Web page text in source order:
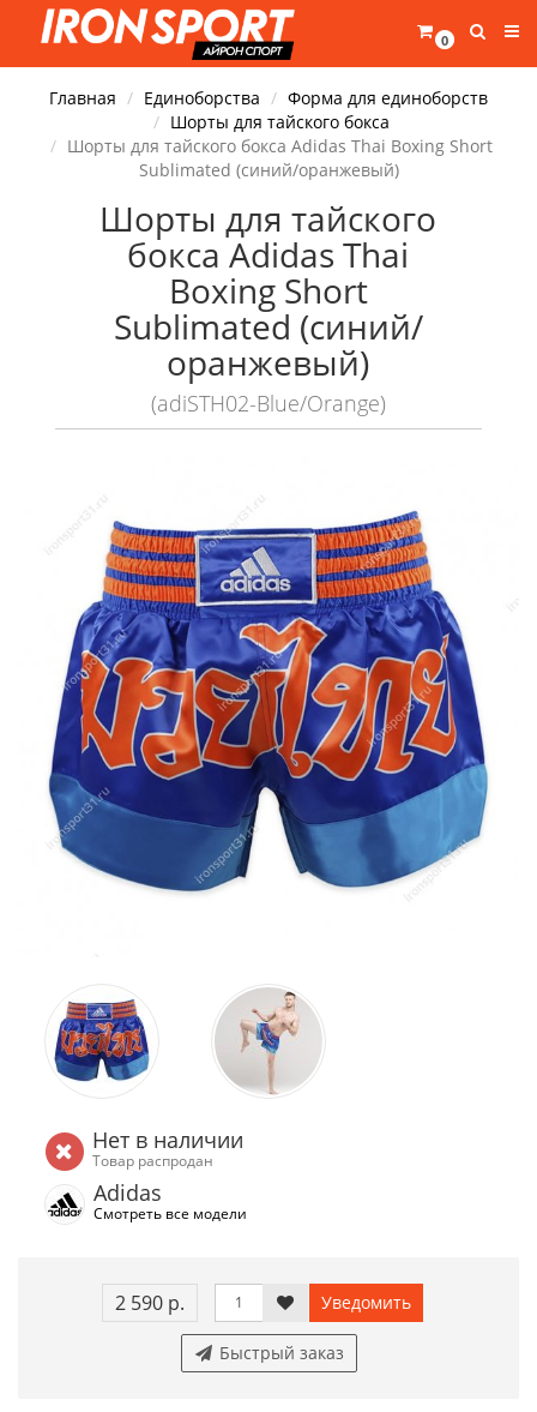
0
Главная Единоборства
Форма для единоборств
Шорты для тайского бокса
Шорты для тайского бокса Adidas Thai Boxing Short
Sublimated (синий/оранжевый)
Шорты для тайского
бокса Adidas Thai
Boxing Short
Sublimated (синий/
оранжевый)
(adiSTH02-Blue/Orange)
Нет в наличии
Товар распродан
Adidas
Смотреть все модели
2 590 р. Уведомить
Быстрый заказ